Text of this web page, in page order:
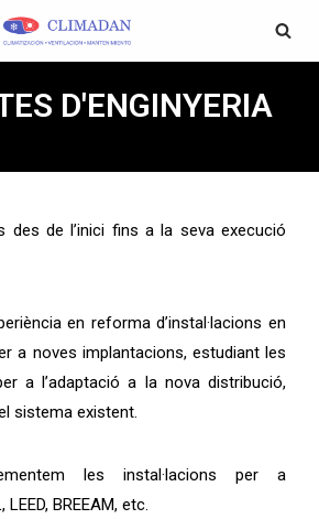
D'ENGINYERIA
des de l’inici fins a la seva execució
en reforma d’instal·lacions en
a noves implantacions, estudiant les
a l’adaptació a la nova distribució,
sistema existent.
les instal·lacions per a
BREEAM, etc.